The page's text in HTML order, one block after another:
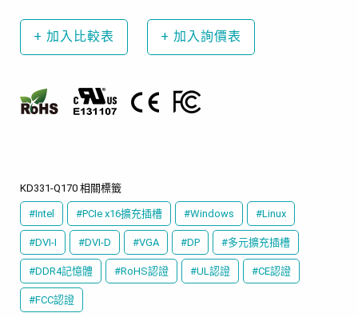
+ 加入比較表 + 加入詢價表
KD331-Q170 相關標籤
#Intel #PCIe x16擴充插槽 #Windows #Linux
#DVI-I #DVI-D #VGA #DP #多元擴充插槽
#DDR4記憶體 #RoHS認證 #UL認證 #CE認證
#FCC認證